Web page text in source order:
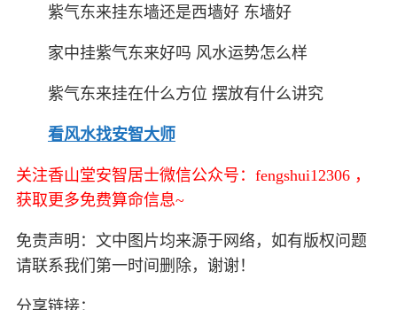
紫气东来挂东墙还是西墙好 东墙好
家中挂紫气东来好吗 风水运势怎么样
紫气东来挂在什么方位 摆放有什么讲究
看风水找安智大师
关注香山堂安智居士微信公众号：fengshui12306 ，
获取更多免费算命信息~
免责声明：文中图片均来源于网络，如有版权问题
请联系我们第一时间删除，谢谢！